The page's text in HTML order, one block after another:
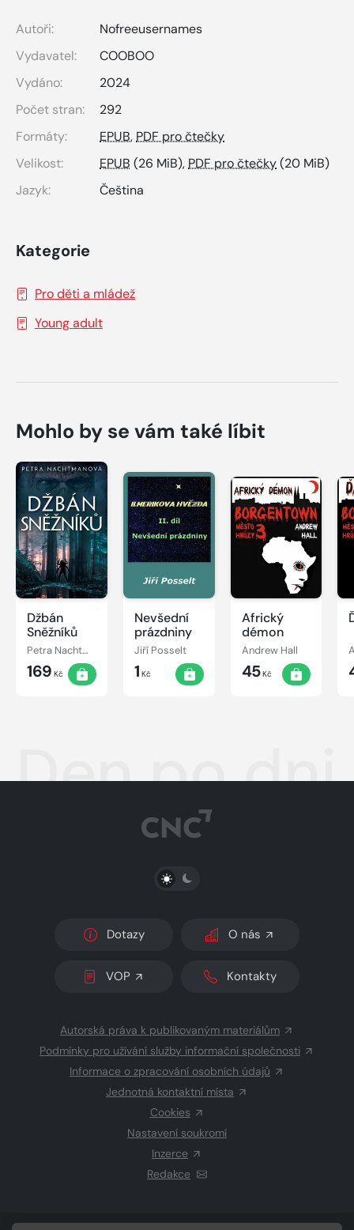
Autoři:
Nofreeusernames
Vydavatel:
COOBOO
Vydáno:
2024
Počet stran:
292
Formáty:
EPUB, PDF pro čtečky
Velikost:
EPUB (26 MiB), PDF pro čtečky(20 MiB)
Jazyk:
Čeština
Kategorie
Pro děti a mládež
Young adult
Mohlo by se vám také líbit
Džbán
Sněžníků
Petra Nachtmanová
169 Kč
Nevšední
prázdniny
Jiří Posselt
1 Kč
Africký
démon
Andrew Hall
45Kč
Den po dni
PŘEPNOUT SVĚTLÝ/TMAVÝ REŽIM
Dotazy O nás
VOP Kontakty
Autorská práva k publikovaným materiálům
Podmínky pro užívání služby informační společnosti
Informace o zpracování osobních údajů
Jednotná kontaktní místa
Cookies
Nastavení soukromí
Inzerce
Redakce